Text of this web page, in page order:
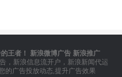
王者！ 新浪微博广告 新浪推广
，新浪信息流开户，新浪新闻代运
的广告投放动态,提升广告效果